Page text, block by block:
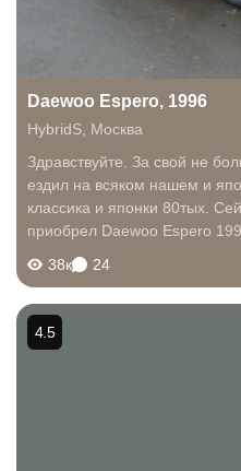
Daewoo Espero, 1996
HybridS Москва
Здравствуйте. За свой не
ездил на всяком нашем и
классика и японки 80тых.
приобрел Daewoo Espero
с пробегом в 195тыс.км.
очередь удивил комфорт. Как
38к 24
4.5